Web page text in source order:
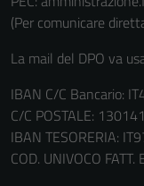
(Per comunicare
La mail del DPO va
IBAN C/C Bancario:
C/C POSTALE:
IBAN TESORERIA:
COD. UNIVOCO